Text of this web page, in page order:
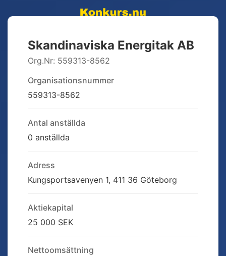
Skandinaviska Energitak AB
Org.Nr: 559313-8562
Organisationsnummer
559313-8562
Antal anställda
0 anställda
Adress
Kungsportsavenyen 1, 411 36 Göteborg
Aktiekapital
25 000 SEK
Nettoomsättning